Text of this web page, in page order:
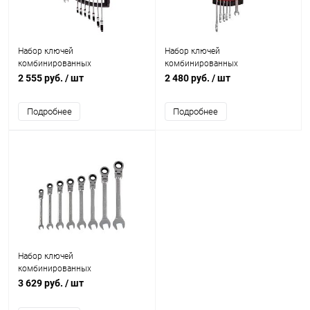
Набор ключей
комбинированных
трещеточных Matrix 8 шт
2 555 руб. / шт
Подробнее
Набор ключей
комбинированных
трещеточных шарнирных Matrix
2 480 руб. / шт
Подробнее
Набор ключей
комбинированных
трещеточных шарнирных Matrix
3 629 руб. / шт